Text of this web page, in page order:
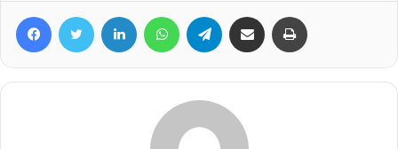
FacebookTwitter Linkedin WhatsAppTelegram Compartilhar via e-mail